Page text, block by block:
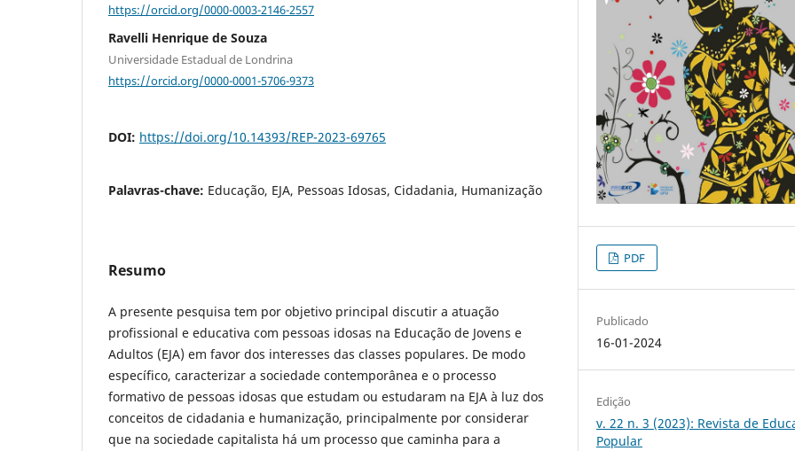
https://orcid.org/0000-0003-2146-2557
Ravelli Henrique de Souza
Universidade Estadual de Londrina
https://orcid.org/0000-0001-5706-9373
DOI: https://doi.org/10.14393/REP-2023-69765
Palavras-chave: Educação, EJA, Pessoas Idosas, Cidadania, Humanização
Resumo
A presente pesquisa tem por objetivo principal discutir a atuação
profissional e educativa com pessoas idosas na Educação de Jovens e
Adultos (EJA) em favor dos interesses das classes populares. De modo
específico, caracterizar a sociedade contemporânea e o processo
formativo de pessoas idosas que estudam ou estudaram na EJA à luz dos
conceitos de cidadania e humanização, principalmente por considerar
que na sociedade capitalista há um processo que caminha para a
PDF
Publicado
16-01-2024
Edição
v. 22 n. 3 (2023): Revista de
Popular